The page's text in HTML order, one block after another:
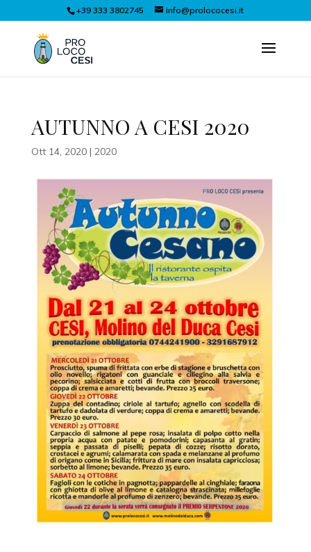
+39 333 3802745 info@prolococesi.it
AUTUNNO A CESI 2020
Ott 14, 2020| 2020